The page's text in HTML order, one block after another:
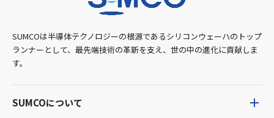
SUMCOは半導体テクノロジーの根源であるシリコンウェーハのトップ
ランナーとして、最先端技術の革新を支え、世の中の進化に貢献しま
す。
SUMCOについて